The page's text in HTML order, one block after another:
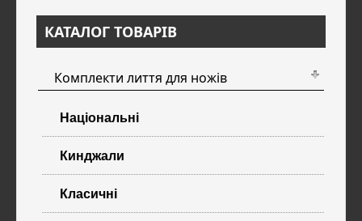
КАТАЛОГ ТОВАРІВ
Комплекти лиття для ножів
Національні
Кинджали
Класичні